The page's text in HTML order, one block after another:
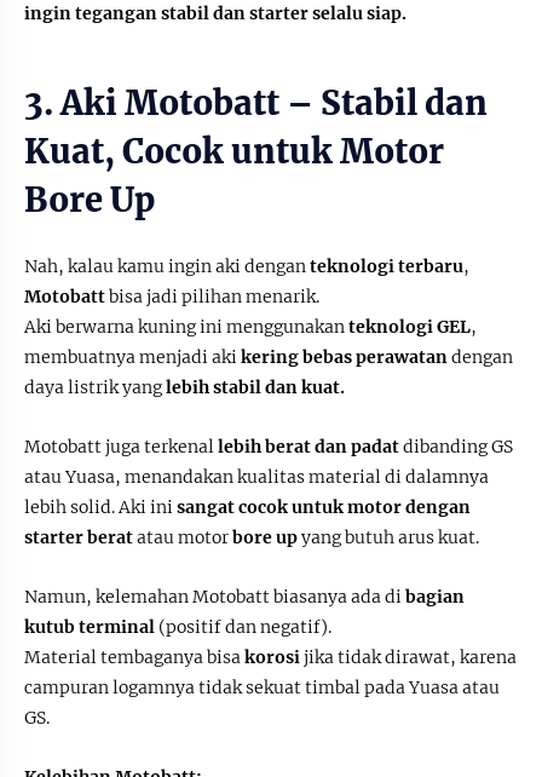
ingin tegangan stabil dan starter selalu siap.
3. Aki Motobatt – Stabil dan
Kuat, Cocok untuk Motor
Bore Up
Nah, kalau kamu ingin aki denganteknologi terbaru,
Motobattbisa jadi pilihan menarik.
Aki berwarna kuning ini menggunakanteknologi GEL,
membuatnya menjadi akikering bebas perawatandengan
daya listrik yanglebih stabil dan kuat.
Motobatt juga terkenallebih berat dan padatdibanding GS
atau Yuasa, menandakan kualitas material di dalamnya
lebih solid. Aki inisangat cocok untuk motor dengan
starter beratatau motorbore upyang butuh arus kuat.
Namun, kelemahan Motobatt biasanya ada dibagian
kutub terminal (positif dan negatif).
Material tembaganya bisakorosijika tidak dirawat, karena
campuran logamnya tidak sekuat timbal pada Yuasa atau
GS.